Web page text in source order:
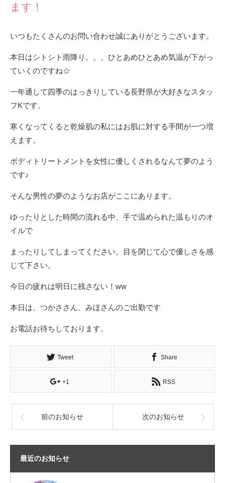
ます！
いつもたくさんのお問い合わせ誠にありがとうございます。
本日はシトシト雨降り。。。ひとあめひとあめ気温が下がっ
ていくのですね☆
一年通して四季のはっきりしている長野県が大好きなスタッ
フKです。
寒くなってくると乾燥肌の私にはお肌に対する手間が一つ増
えます。
ボディトリートメントを女性に優しくされるなんて夢のよう
です♪
そんな男性の夢のようなお店がここにあります。
ゆったりとした時間の流れる中、手で温められた温もりのオ
イルで
まったりしてしまってください。目を閉じて心で優しさを感
じて下さい。
今日の疲れは明日に残さない！ww
本日は、つかささん、みほさんのご出勤です
お電話お待ちしております。
Tweet Share
+1 RSS
前のお知らせ 次のお知らせ
最近のお知らせ